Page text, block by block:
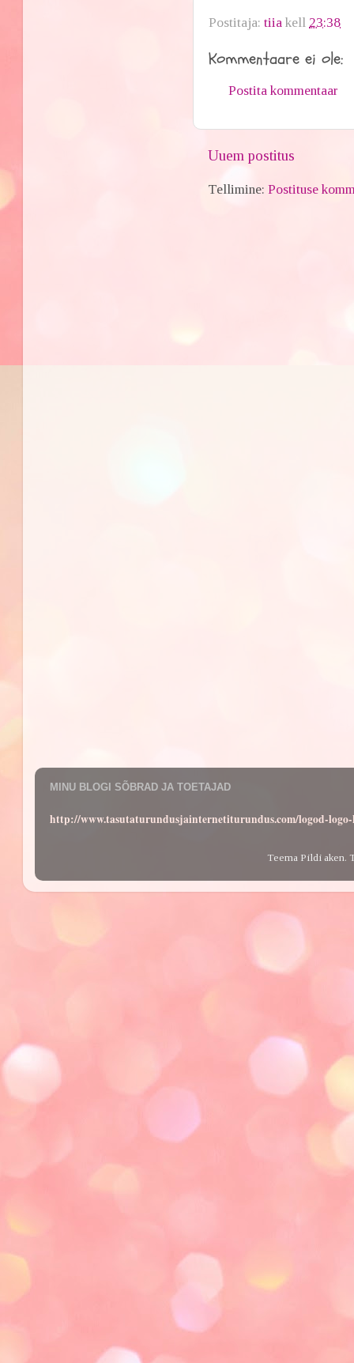
Postitaja:tiia kell 23:38
Kommentaare ei ole:
Postita kommentaar
Uuem postitus
Tellimine:Postituse
MINU BLOGI SÕBRAD JA TOETAJAD
http://www.tasutaturundusjainternetiturundus.com/logod-
Teema Pildi aken.